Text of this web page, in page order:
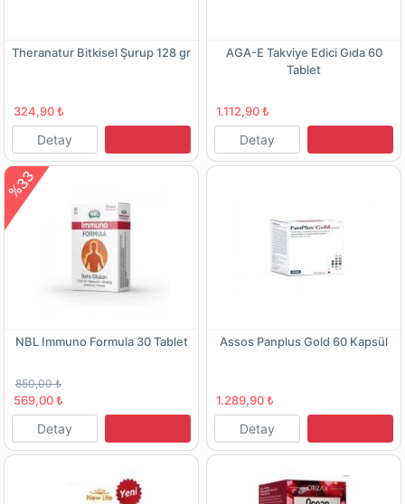
Theranatur Bitkisel Şurup 128 gr
324,90 ₺
Detay
AGA-E Takviye Edici Gıda 60
Tablet
1.112,90 ₺
Detay
%33
NBL Immuno Formula 30 Tablet
850,00 ₺
569,00 ₺
Detay
Assos Panplus Gold 60 Kapsül
1.289,90 ₺
Detay